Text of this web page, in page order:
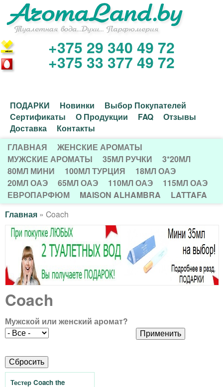
Перейти
к
содержанию
И
н
т
е
р
н
е
т
м
а
г
а
з
и
н
+375 29 340 49 72
+375 33 377 49 72
Д
о
п
о
л
н
и
л
ь
н
о
е
м
е
ПОДАРКИ Новинки
Выбор Покупателей
Сертификаты
О Продукции FAQ
Отзывы
Доставка
Контакты
Л
А
В
Е
М
Е
Н
Ю
ГЛАВНАЯ
ЖЕНСКИЕ АРОМАТЫ
МУЖСКИЕ АРОМАТЫ
35МЛ РУЧКИ
3*20МЛ
80МЛ МИНИ
100МЛ ТУРЦИЯ
18МЛ ОАЭ
20МЛ ОАЭ
65МЛ ОАЭ 110МЛ ОАЭ
115МЛ ОАЭ
ЕВРОПАРФЮМ
MAISON ALHAMBRA LATTAFA
В
ы
з
д
е
ь
Главная » Coach
Coach
Мужской или женский аромат?
Тестер Coach the